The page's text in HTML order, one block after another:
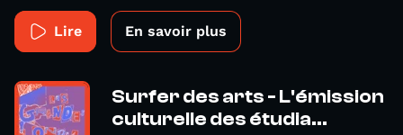
Lire En savoir plus
Surfer des arts - L'émission
culturelle des étudia...